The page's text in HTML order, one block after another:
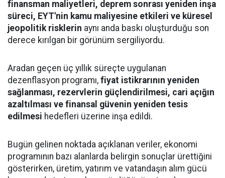
finansman maliyetleri, deprem sonrası yeniden inşa
süreci, EYT'nin kamu maliyesine etkileri ve küresel
jeopolitik risklerin aynı anda baskı oluşturduğu son
derece kırılgan bir görünüm sergiliyordu.
Aradan geçen üç yıllık süreçte uygulanan
dezenflasyon programı, fiyat istikrarının yeniden
sağlanması, rezervlerin güçlendirilmesi, cari açığın
azaltılması ve finansal güvenin yeniden tesis
edilmesi hedefleri üzerine inşa edildi.
Bugün gelinen noktada açıklanan veriler, ekonomi
programının bazı alanlarda belirgin sonuçlar ürettiğini
gösterirken, üretim, yatırım ve vatandaşın alım gücü